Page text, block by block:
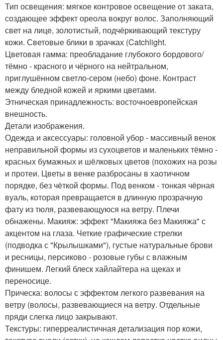
Тип освещения: мягкое контровое освещение от заката,
создающее эффект ореола вокруг волос. Заполняющий
свет на лице, золотистый, подчёркивающий текстуру
кожи. Световые блики в зрачках (Catchlight.
Цветовая гамма: преобладание глубокого бордового/
тёмно - красного и чёрного на нейтральном,
приглушённом светло-сером (небо) фоне. Контраст
между бледной кожей и яркими цветами.
Этническая принадлежность: восточноевропейская
внешность.
Детали изображения.
Одежда и аксессуары: головной убор - массивный венок
неправильной формы из сухоцветов и маленьких тёмно -
красных бумажных и шёлковых цветов (похожих на розы
и протеи. Цветы в венке разбросаны в хаотичном
порядке, без чёткой формы. Под венком - тонкая чёрная
вуаль, которая превращается в длинную прозрачную
фату из тюля, развевающуюся на ветру. Плечи
обнажены. Макияж: эффект "Макияжа без Макияжа" с
акцентом на глаза. Четкие графические стрелки
(подводка с "Крылышками"), густые натуральные брови
и ресницы, персиково - розовые губы с влажным
финишем. Легкий блеск хайлайтера на щеках и
переносице.
Прическа: волосы с эффектом легкого развевания на
ветру (волосы, развевающиеся на ветру. Отдельные
пряди слегка лицо закрывают.
Текстуры: гиперреалистичная детализация пор кожи,